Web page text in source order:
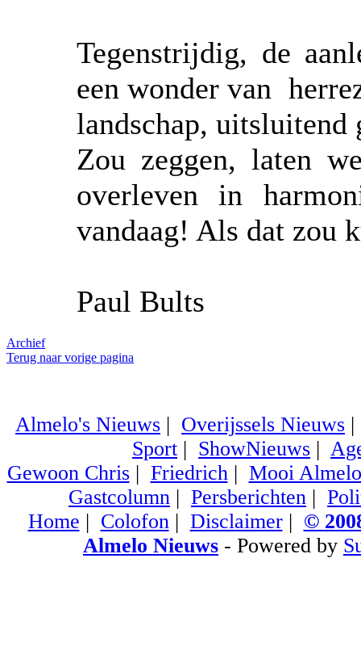
Tegenstrijdig, de
een wonder van
landschap,
Zou zeggen, laten
overleven in
vandaag! Als dat zou
Paul Bults
Archief
Terug naar vorige pagina
Almelo's Nieuws | Overijssels Nieuws
Sport | ShowNieuws |
Gewoon Chris| Friedrich| Mooi Almelo
Gastcolumn | Persberichten |
Home | Colofon| Disclaimer| ©
Almelo Nieuws - Powered by